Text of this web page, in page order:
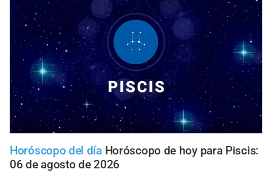
Horóscopo del día Horóscopo de hoy para Piscis:
06 de agosto de 2026